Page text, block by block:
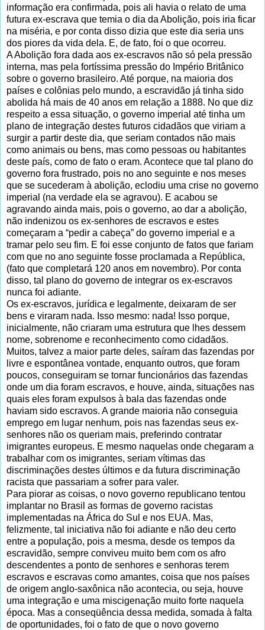
informação era confirmada, pois ali havia o relato de uma
futura ex-escrava que temia o dia da Abolição, pois iria ficar
na miséria, e por conta disso dizia que este dia seria uns
dos piores da vida dela. E, de fato, foi o que ocorreu.
A Abolição fora dada aos ex-escravos não só pela pressão
interna, mas pela fortíssima pressão do Império Britânico
sobre o governo brasileiro. Até porque, na maioria dos
países e colônias pelo mundo, a escravidão já tinha sido
abolida há mais de 40 anos em relação a 1888. No que diz
respeito a essa situação, o governo imperial até tinha um
plano de integração destes futuros cidadãos que viriam a
surgir a partir deste dia, que seriam contados não mais
como animais ou bens, mas como pessoas ou habitantes
deste país, como de fato o eram. Acontece que tal plano do
governo fora frustrado, pois no ano seguinte e nos meses
que se sucederam à abolição, eclodiu uma crise no governo
imperial (na verdade ela se agravou). E acabou se
agravando ainda mais, pois o governo, ao dar a abolição,
não indenizou os ex-senhores de escravos e estes
começaram a “pedir a cabeça” do governo imperial e a
tramar pelo seu fim. E foi esse conjunto de fatos que fariam
com que no ano seguinte fosse proclamada a República,
(fato que completará 120 anos em novembro). Por conta
disso, tal plano do governo de integrar os ex-escravos
nunca foi adiante.
Os ex-escravos, jurídica e legalmente, deixaram de ser
bens e viraram nada. Isso mesmo: nada! Isso porque,
inicialmente, não criaram uma estrutura que lhes dessem
nome, sobrenome e reconhecimento como cidadãos.
Muitos, talvez a maior parte deles, saíram das fazendas por
livre e espontânea vontade, enquanto outros, que foram
poucos, conseguiram se tornar funcionários das fazendas
onde um dia foram escravos, e houve, ainda, situações nas
quais eles foram expulsos à bala das fazendas onde
haviam sido escravos. A grande maioria não conseguia
emprego em lugar nenhum, pois nas fazendas seus ex-
senhores não os queriam mais, preferindo contratar
imigrantes europeus. E mesmo naquelas onde chegaram a
trabalhar com os imigrantes, seriam vítimas das
discriminações destes últimos e da futura discriminação
racista que passariam a sofrer para valer.
Para piorar as coisas, o novo governo republicano tentou
implantar no Brasil as formas de governo racistas
implementadas na África do Sul e nos EUA. Mas,
felizmente, tal iniciativa não foi adiante e não deu certo
entre a população, pois a mesma, desde os tempos da
escravidão, sempre conviveu muito bem com os afro
descendentes a ponto de senhores e senhoras terem
escravos e escravas como amantes, coisa que nos países
de origem anglo-saxônica não acontecia, ou seja, houve
uma integração e uma miscigenação muito forte naquela
época. Mas a conseqüência dessa medida, somada à falta
de oportunidades, foi o fato de que o novo governo